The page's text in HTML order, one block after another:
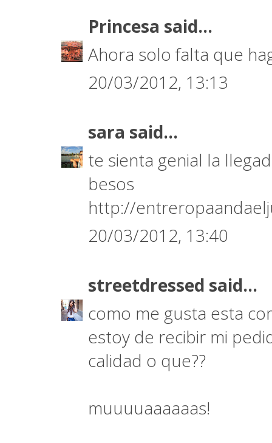
Princesa said...
Ahora solo falta que
20/03/2012, 13:13
sara said...
te sienta genial la
besos
http://
20/03/2012, 13:40
streetdressed said...
como me gusta esta
estoy de recibir mi
calidad o que??
muuuuaaaaaas!